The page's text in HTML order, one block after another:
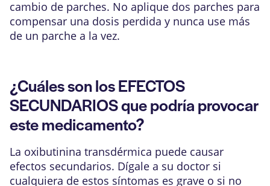
cambio de parches. No aplique dos parches para
compensar una dosis perdida y nunca use más
de un parche a la vez.
¿Cuáles son los EFECTOS
SECUNDARIOS que podría provocar
este medicamento?
La oxibutinina transdérmica puede causar
efectos secundarios. Dígale a su doctor si
cualquiera de estos síntomas es grave o si no